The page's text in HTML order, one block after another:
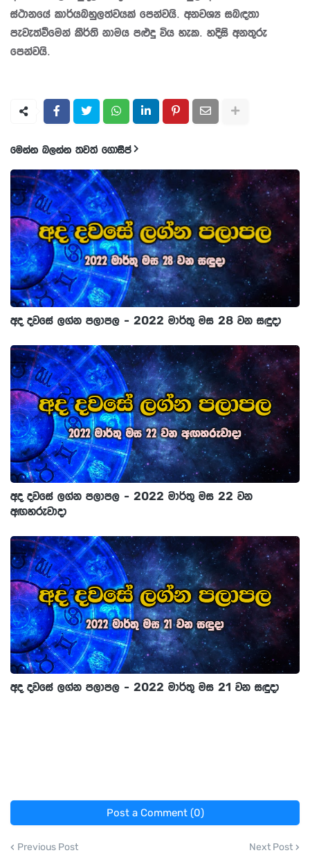
ස්ථානයේ කාර්යබහුලත්වයක් පෙන්වයි. අනවශ්‍ය සබඳතා
පැවැත්වීමෙන් කීර්ති නාමය පළුදු විය හැක. හදිසි අනතුරු
පෙන්වයි.
මෙන්න බලන්න තවත් ගොසිප්
අද දවසේ ලග්න පලාපල - 2022 මාර්තු මස 28 වන සඳුදා
අද දවසේ ලග්න පලාපල - 2022 මාර්තු මස 22 වන
අඟහරුවාදා
අද දවසේ ලග්න පලාපල - 2022 මාර්තු මස 21 වන සඳුදා
Post a Comment (0)
Previous Post Next Post